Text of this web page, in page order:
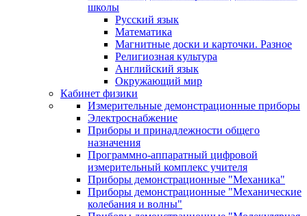
школы
Русский язык
Математика
Магнитные доски и карточки. Разное
Религиозная культура
Английский язык
Окружающий мир
Кабинет физики
Измерительные демонстрационные приборы
Электроснабжение
Приборы и принадлежности общего
назначения
Программно-аппаратный цифровой
измерительный комплекс учителя
Приборы демонстрационные "Механика"
Приборы демонстрационные "Механические
колебания и волны"